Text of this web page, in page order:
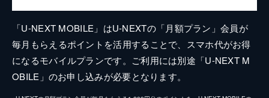
「U-NEXT MOBILE」はU-NEXTの「月額プラン」会員が
毎月もらえるポイントを活用することで、スマホ代がお得
になるモバイルプランです。ご利用には別途「U-NEXT M
OBILE」のお申し込みが必要となります。